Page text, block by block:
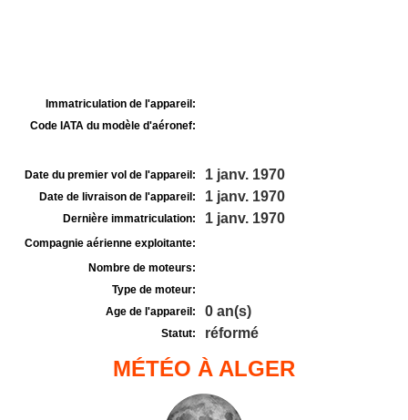
Immatriculation de l'appareil:
Code IATA du modèle d'aéronef:
Date du premier vol de l'appareil: 1 janv. 1970
Date de livraison de l'appareil: 1 janv. 1970
Dernière immatriculation: 1 janv. 1970
Compagnie aérienne exploitante:
Nombre de moteurs:
Type de moteur:
Age de l'appareil:
0 an(s)
Statut: réformé
MÉTÉO À ALGER